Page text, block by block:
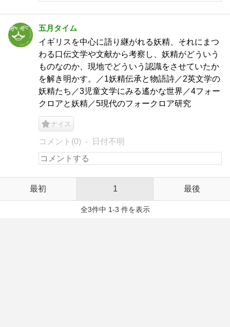
五月タイム
イギリスを中心に語り継がれる妖精、それにまつ
わる口伝文学や文献から考察し、妖精がどういう
ものなのか、現地でどういう認識をさせていたか
を解き明かす。／1妖精伝承と物語詩／2英文学の
妖精たち／3児童文学にみる遙かな世界／4フォー
クロアと妖精／5現代のフォークロア研究
ナイス
コメント(0) 日付不明
最初 1 最後
全3件中 1-3 件を表示